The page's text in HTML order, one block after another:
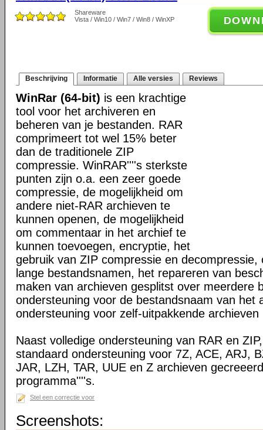
Shareware
Vista / Win10 / Win7 / Win8 / WinXP
Beschrijving Informatie Alle versies Reviews
WinRar (64-bit) is een krachtige
tool voor het archiveren en
beheren van je bestanden. RAR
comprimeert tot wel 15% beter
dan de traditionele ZIP
compressie. WinRAR''''s sterkste
punten zijn o.a. een zeer goede
compressie, de mogelijkheid om
andere niet-RAR archieven te
kunnen openen, de mogelijkheid
om commentaar in het archief te
kunnen toevoegen, encryptie, het
gebruik van ZIP compressie en decompressie,
lange bestandsnamen, het repareren van
maken van archieven gesplitst over meerdere
ondersteuning voor de bestandsnaam van het
ondersteuning voor zelf-uitpakkende archieven
Naast volledige ondersteuning van RAR en
standaard ondersteuning voor 7Z, ACE, ARJ,
JAR, LZH, TAR, UUE en Z archieven
programma''''s.
Stel een correctie voor
Screenshots: